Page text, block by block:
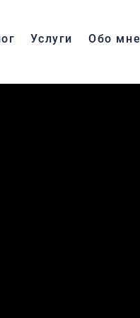
Услуги Обо мне